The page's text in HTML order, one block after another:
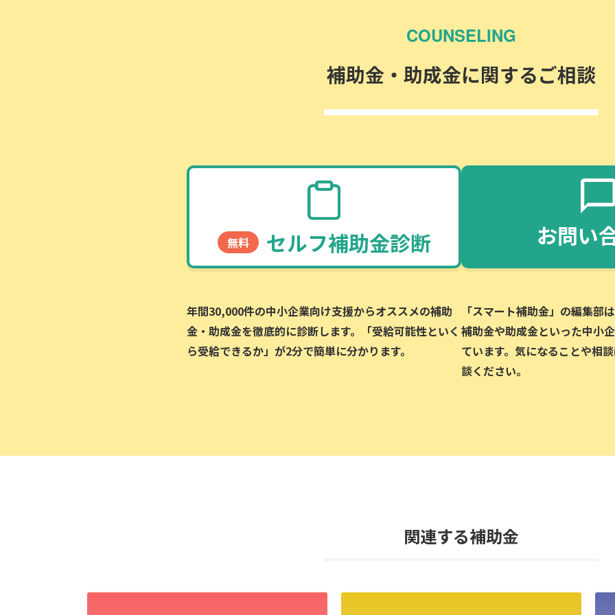
COUNSELING
補助金・助成金に関するご相談
無料 セルフ補助金診断
年間30,000件の中小企業向け支援からオススメの補助
金・助成金を徹底的に診断します。「受給可能性といく
ら受給できるか」が2分で簡単に分かります。
お問い
「スマート補助金」の編集部
補助金や助成金といった中小
ています。気になることや相
談ください。
関連する補助金